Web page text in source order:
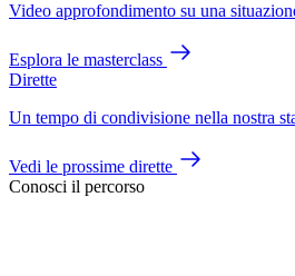
Video approfondimento su una
Esplora le masterclass
Dirette
Un tempo di condivisione nella nostra
Vedi le prossime dirette
Conosci il percorso